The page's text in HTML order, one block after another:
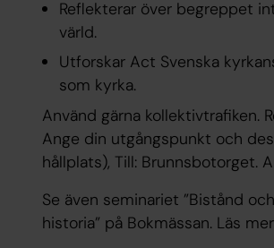
Reflekterar över begreppet
värld.
Utforskar Act Svenska
som kyrka.
Använd gärna kollektivtrafiken.
Ange din utgångspunkt och
hållplats), Till: Brunnsbotorget.
Se även seminariet ”Bistånd
historia” på Bokmässan. Läs mer